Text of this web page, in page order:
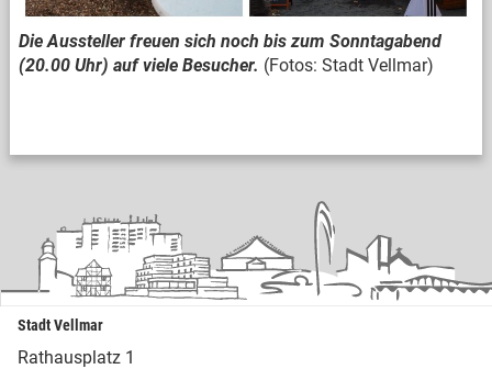
Die Aussteller freuen sich noch bis zum Sonntagabend
(20.00 Uhr) auf viele Besucher. (Fotos: Stadt Vellmar)
Stadt Vellmar
Rathausplatz 1